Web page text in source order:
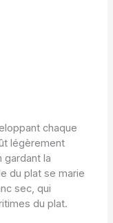
chaque
légèrement
gardant la
du plat se marie
sec, qui
du plat.